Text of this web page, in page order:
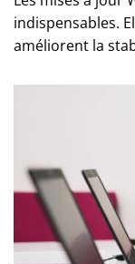
indispensables.
améliorent la